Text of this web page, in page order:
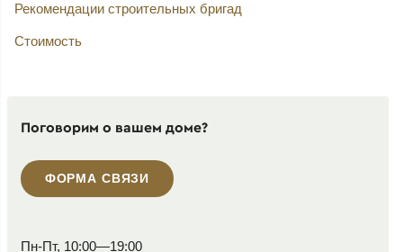
Рекомендации строительных бригад
Стоимость
Поговорим о вашем доме?
ФОРМА СВЯЗИ
Пн-Пт, 10:00—19:00